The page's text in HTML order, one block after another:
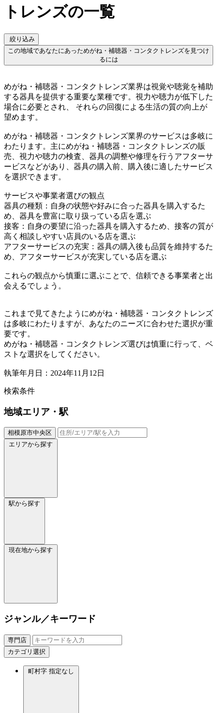
トレンズの一覧
絞り込み
この地域であなたにあっためがね・補聴器・コンタクトレンズを見つけ
るには
めがね・補聴器・コンタクトレンズ業界は視覚や聴覚を補助
する器具を提供する重要な業種です。視力や聴力が低下した
場合に必要とされ、 それらの回復による生活の質の向上が
望めます。
めがね・補聴器・コンタクトレンズ業界のサービスは多岐に
わたります。主にめがね・補聴器・コンタクトレンズの販
売、視力や聴力の検査、器具の調整や修理を行うアフターサ
ービスなどがあり、器具の購入前、購入後に適したサービス
を選択できます。
サービスや事業者選びの観点
器具の種類：自身の状態や好みに合った器具を購入するた
め、器具を豊富に取り扱っている店を選ぶ
接客：自身の要望に沿った器具を購入するため、接客の質が
高く相談しやすい店員のいる店を選ぶ
アフターサービスの充実：器具の購入後も品質を維持するた
め、アフターサービスが充実している店を選ぶ
これらの観点から慎重に選ぶことで、信頼できる事業者と出
会えるでしょう。
これまで見てきたようにめがね・補聴器・コンタクトレンズ
は多岐にわたりますが、あなたのニーズに合わせた選択が重
要です。
めがね・補聴器・コンタクトレンズ選びは慎重に行って、ベ
ストな選択をしてください。
執筆年月日：2024年11月12日
検索条件
地域エリア・駅
相模原市中央区
エリアから探す
駅から探す
現在地から探す
ジャンル／キーワード
専門店
カテゴリ選択
町村字 指定なし